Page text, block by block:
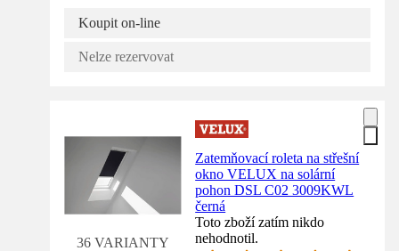
Koupit on-line
Nelze rezervovat
36 VARIANTY
Zatemňovací roleta na střešní
okno VELUX na solární
pohon DSL C02 3009KWL
černá
Toto zboží zatím nikdo
nehodnotil.